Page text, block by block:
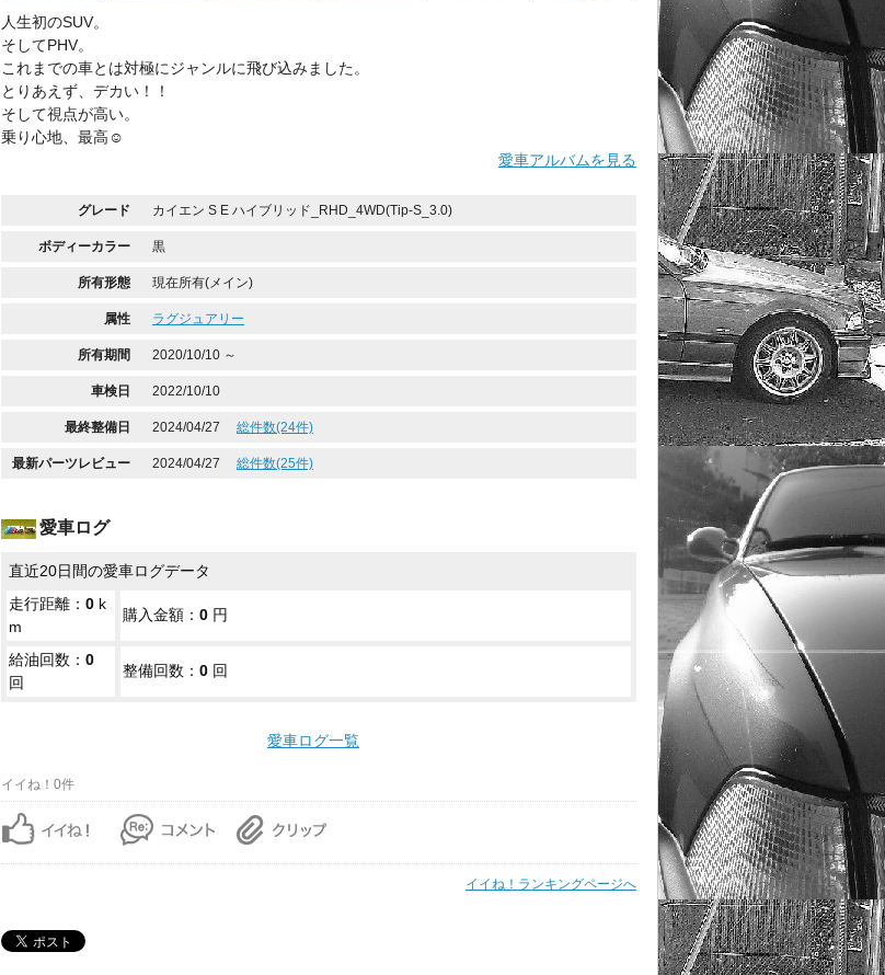
人生初のSUV。
そしてPHV。
これまでの車とは対極にジャンルに飛び込みました。
とりあえず、デカい！！
そして視点が高い。
乗り心地、最高☺️
愛車アルバムを見る
グレード カイエン S E ハイブリッド_RHD_4WD(Tip-S_3.0)
ボディーカラー 黒
所有形態 現在所有(メイン)
属性 ラグジュアリー
所有期間 2020/10/10 ～
車検日 2022/10/10
最終整備日 2024/04/27 総件数(24件)
最新パーツレビュー 2024/04/27 総件数(25件)
愛車ログ
直近20日間の愛車ログデータ
走行距離： 0 k
m
購入金額： 0 円
給油回数： 0
回
整備回数： 0 回
愛車ログ一覧
イイね！0件
イイね！ランキングページへ